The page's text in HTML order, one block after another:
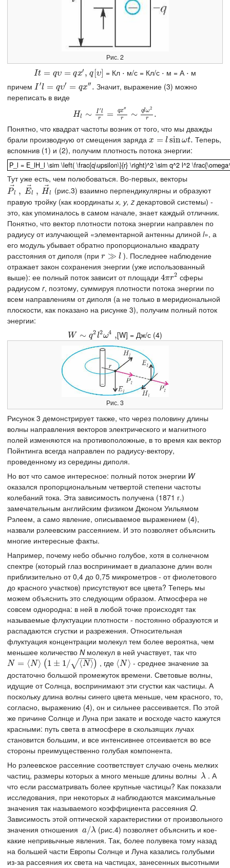
Рис. 2
It = qυ = qx′ ,
It= qυ =qx , q [υ]
q [υ] = Кл ⋅⋅ м/с = Кл/с ⋅⋅ м = А ⋅⋅ м
причем I ′l = qυ′ = qx′′ .
I′l=qυ′ =qx″
Значит, выражение (3) можно
переписать в виде
Hl ∼ I ′l
r
= qx′′
r ∼ qlω2
r .
Hl∼I′lr =qx ″r∼ qlω 2r.
Понятно, что квадрат частоты возник от того, что мы дважды
брали производную от смещения заряда x = l sinωt.
x= lsinωt.
Теперь,
вспомнив (1) и (2), получим плотность потока энергии:
P_l = E_lH_l \sim \left( \frac{q\upsilon\}{r} \right)^2 \sim q^2 l^2
P_l = E_lH_l \sim \left( \frac{q\upsilon\}{r} \right)^2 \sim q^2 l^2
Тут уже есть, чем полюбоваться. Во-первых, векторы
P⃗l , E⃗l , H⃗l
P→ l E→ , H →l
(рис.3) взаимно перпендикулярны и образуют
правую тройку (как координаты х, у, z декартовой системы) -
это, как упоминалось в самом начале, знает каждый отличник.
Понятно, что вектор плотности потока энергии направлен по
радиусу от излучающей «элементарной антенны длиной l», а
его модуль убывает обратно пропорционально квадрату
расстояния от диполя (при r ≫ l
r≫l
). Последнее наблюдение
отражает закон сохранения энергии (уже использованный
выше): ее полный поток зависит от площади 4πr2
4πr2 сферы
радиусом r, поэтому, суммируя плотности потока энергии по
всем направлениям от диполя (а не только в меридиональной
плоскости, как показано на рисунке 3), получим полный поток
энергии:
W ∼ q2l2ω4 ,
W∼q2l2ω4 , [W] = Дж/с (4)
Рис. 3
Рисунок 3 демонстрирует также, что через половину длины
волны направления векторов электрического и магнитного
полей изменяются на противоположные, в то время как вектор
Пойнтинга всегда направлен по радиусу-вектору,
проведенному из середины диполя.
Но вот что самое интересное: полный поток энергии W
оказался пропорциональным четвертой степени частоты
колебаний тока. Эта зависимость получена (1871 г.)
замечательным английским физиком Джоном Уильямом
Рэлеем, а само явление, описываемое выражением (4),
назвали рэлеевским рассеянием. И это позволяет объяснить
многие интересные факты.
Например, почему небо обычно голубое, хотя в солнечном
спектре (который глаз воспринимает в диапазоне длин волн
приблизительно от 0,4 до 0,75 микрометров - от фиолетового
до красного участков) присутствуют все цвета? Теперь мы
можем объяснить это следующим образом. Атмосфера не
совсем однородна: в ней в любой точке происходят так
называемые флуктуации плотности - постоянно образуются и
распадаются сгустки и разрежения. Относительная
флуктуация концентрации молекул тем более вероятна, чем
меньшее количество Nмолекул в ней участвует, так что
N = ⟨N⟩ (1 ± 1/ ⟨N⟩
− −
−
√ )
N= ⟨N (1±1 ⟨N ) , где ⟨N ⟩
⟨N⟩
- среднее значение за
достаточно большой промежуток времени. Световые волны,
идущие от Солнца, воспринимают эти сгустки как частицы. А
поскольку длина волны синего цвета меньше, чем красного, то,
согласно, выражению (4), он и сильнее рассеивается. По этой
же причине Солнце и Луна при закате и восходе часто кажутся
красными: путь света в атмосфере в скользящих лучах
становится большим, и все интенсивнее отсеивается во все
стороны преимущественно голубая компонента.
Но рэлеевское рассеяние соответствует случаю очень мелких
частиц, размеры которых а много меньше длины волны λ
λ . А
что если рассматривать более крупные частицы? Как показали
исследования, при некоторых a наблюдаются максимальные
значения так называемого коэффициента рассеяния Q.
Зависимость этой оптической характеристики от произвольного
значения отношения a/λ
a/λ (рис.4) позволяет объяснить и кое-
какие непривычные явления. Так, более полувека тому назад
на большей части Европы Солнце и Луна казались голубыми
из-за рассеяния их света на частицах, занесенных высотными